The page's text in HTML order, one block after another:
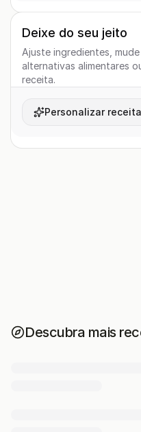
Deixe do seu jeito
Ajuste ingredientes,
alternativas alimentares
receita.
Personalizar receita
Descubra mais